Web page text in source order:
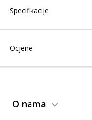
Specifikacije
Ocjene
O nama